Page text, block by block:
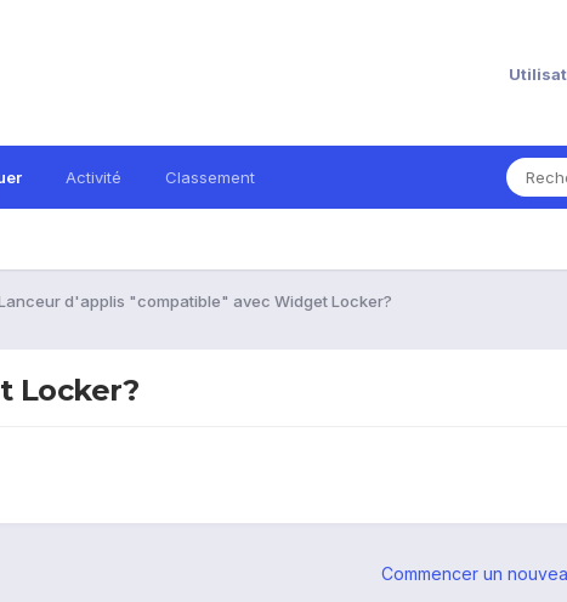
Activité Classement
d'applis "compatible" avec Widget Locker?
Locker?
Commencer un